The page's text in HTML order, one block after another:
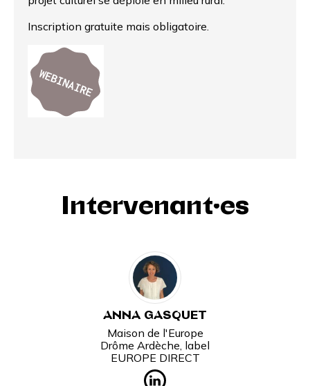
Inscription gratuite mais obligatoire.
Intervenant·es
ANNA GASQUET
Maison de l'Europe
Drôme Ardèche, label
EUROPE DIRECT